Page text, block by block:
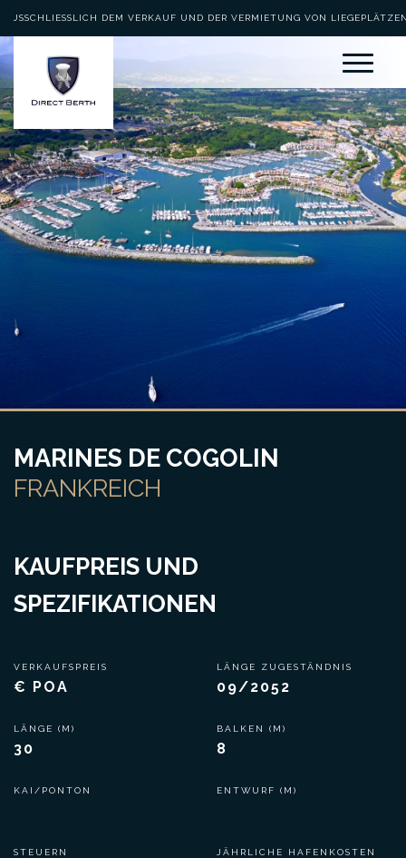
AUSSCHLIESSLICH DEM VERKAUF UND DER VERMIETUNG VON LIEGEPLÄTZEN
MARINES DE COGOLIN
FRANKREICH
KAUFPREIS UND
SPEZIFIKATIONEN
VERKAUFSPREIS
€ POA
LÄNGE (M)
30
KAI/PONTON
STEUERN
LÄNGE ZUGESTÄNDNIS
09/2052
BALKEN (M)
8
ENTWURF (M)
JÄHRLICHE HAFENKOSTEN